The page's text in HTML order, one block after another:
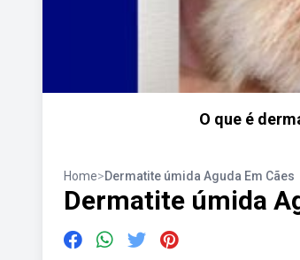
O que é
Home>Dermatite úmida Aguda Em Cães
Dermatite úmida